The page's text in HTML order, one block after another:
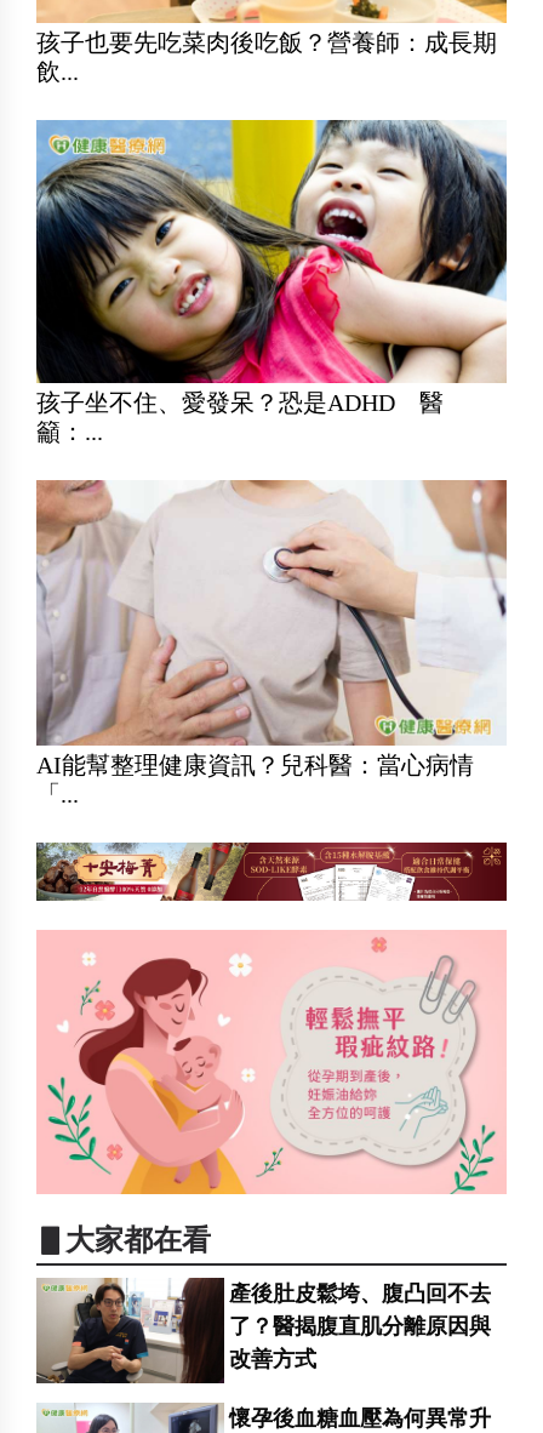
孩子也要先吃菜肉後吃飯？營養師：成長期
飲...
孩子坐不住、愛發呆？恐是ADHD 醫
籲：...
AI能幫整理健康資訊？兒科醫：當心病情
「...
▋大家都在看
產後肚皮鬆垮、腹凸回不去
了？醫揭腹直肌分離原因與
改善方式
懷孕後血糖血壓為何異常升